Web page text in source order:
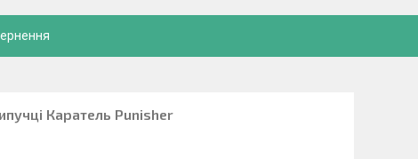
Каратель Punisher